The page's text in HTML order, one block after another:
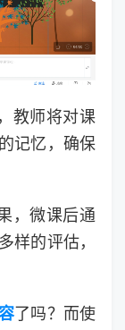
教师将对课
记忆，确保
，微课后通
样的评估，
了吗？而使